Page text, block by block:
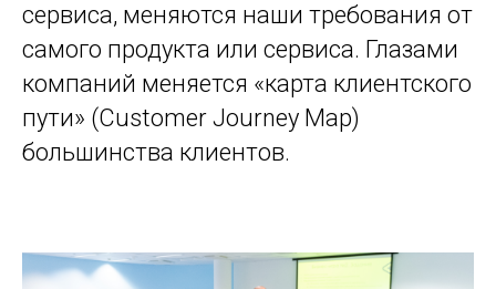
сервиса, меняются наши требования от
самого продукта или сервиса. Глазами
компаний меняется «карта клиентского
пути» (Customer Journey Map)
большинства клиентов.